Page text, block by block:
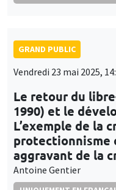
GRAND PUBLIC
Vendredi 23 mai 2025,
Le retour du
1990) et le
L’exemple de la
protectionnisme
aggravant de la
Antoine Gentier